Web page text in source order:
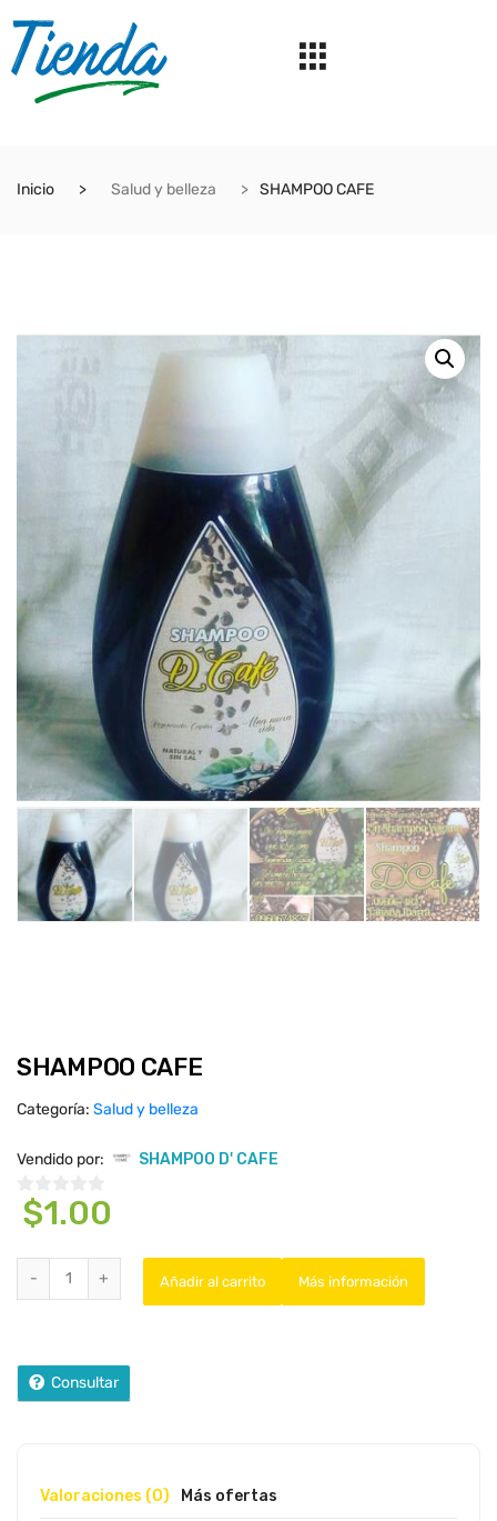
Inicio Salud y belleza SHAMPOO CAFE
SHAMPOO CAFE
Categoría: Salud y belleza
Vendido por: SHAMPOO D' CAFE
e
$1.00
Añadir al carrito Más información
Consultar
Valoraciones (0) Más ofertas